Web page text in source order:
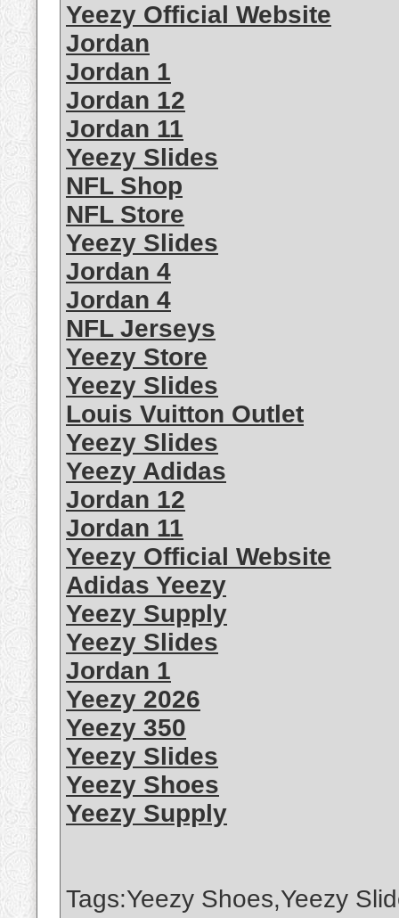
Yeezy Official Website
Jordan
Jordan 1
Jordan 12
Jordan 11
Yeezy Slides
NFL Shop
NFL Store
Yeezy Slides
Jordan 4
Jordan 4
NFL Jerseys
Yeezy Store
Yeezy Slides
Louis Vuitton Outlet
Yeezy Slides
Yeezy Adidas
Jordan 12
Jordan 11
Yeezy Official Website
Adidas Yeezy
Yeezy Supply
Yeezy Slides
Jordan 1
Yeezy 2026
Yeezy 350
Yeezy Slides
Yeezy Shoes
Yeezy Supply
Tags:Yeezy Shoes,Yeezy